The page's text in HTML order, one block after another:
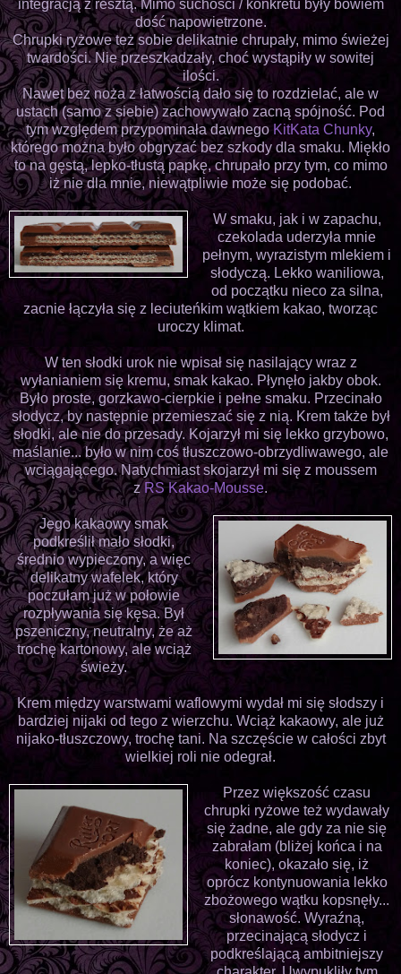
integracją z resztą. Mimo suchości / konkretu były bowiem
dość napowietrzone.
Chrupki ryżowe też sobie delikatnie chrupały, mimo świeżej
twardości. Nie przeszkadzały, choć wystąpiły w sowitej
ilości.
Nawet bez noża z łatwością dało się to rozdzielać, ale w
ustach (samo z siebie) zachowywało zacną spójność. Pod
tym względem przypominała dawnego KitKata Chunky,
którego można było obgryzać bez szkody dla smaku. Miękło
to na gęstą, lepko-tłustą papkę, chrupało przy tym, co mimo
iż nie dla mnie, niewątpliwie może się podobać.
W smaku, jak i w zapachu,
czekolada uderzyła mnie
pełnym, wyrazistym mlekiem i
słodyczą. Lekko waniliowa,
od początku nieco za silna,
zacnie łączyła się z leciuteńkim wątkiem kakao, tworząc
uroczy klimat.
W ten słodki urok nie wpisał się nasilający wraz z
wyłanianiem się kremu, smak kakao. Płynęło jakby obok.
Było proste, gorzkawo-cierpkie i pełne smaku. Przecinało
słodycz, by następnie przemieszać się z nią. Krem także był
słodki, ale nie do przesady. Kojarzył mi się lekko grzybowo,
maślanie... było w nim coś tłuszczowo-obrzydliwawego, ale
wciągającego. Natychmiast skojarzył mi się z moussem
zRS Kakao-Mousse.
Jego kakaowy smak
podkreślił mało słodki,
średnio wypieczony, a więc
delikatny wafelek, który
poczułam już w połowie
rozpływania się kęsa. Był
pszeniczny, neutralny, że aż
trochę kartonowy, ale wciąż
świeży.
Krem między warstwami waflowymi wydał mi się słodszy i
bardziej nijaki od tego z wierzchu. Wciąż kakaowy, ale już
nijako-tłuszczowy, trochę tani. Na szczęście w całości zbyt
wielkiej roli nie odegrał.
Przez większość czasu
chrupki ryżowe też wydawały
się żadne, ale gdy za nie się
zabrałam (bliżej końca i na
koniec), okazało się, iż
oprócz kontynuowania lekko
zbożowego wątku kopsnęły...
słonawość. Wyraźną,
przecinającą słodycz i
podkreślającą ambitniejszy